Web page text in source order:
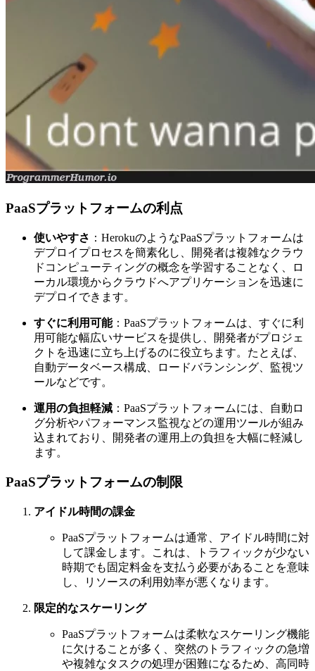
PaaSプラットフォームの利点
使いやすさ ：HerokuのようなPaaSプラットフォームは
デプロイプロセスを簡素化し、開発者は複雑なクラウ
ドコンピューティングの概念を学習することなく、ロ
ーカル環境からクラウドへアプリケーションを迅速に
デプロイできます。
すぐに利用可能：PaaSプラットフォームは、すぐに利
用可能な幅広いサービスを提供し、開発者がプロジェ
クトを迅速に立ち上げるのに役立ちます。たとえば、
自動データベース構成、ロードバランシング、監視ツ
ールなどです。
運用の負担軽減 ：PaaSプラットフォームには、自動ロ
グ分析やパフォーマンス監視などの運用ツールが組み
込まれており、開発者の運用上の負担を大幅に軽減し
ます。
PaaSプラットフォームの制限
アイドル時間の課金
PaaSプラットフォームは通常、アイドル時間に対
して課金します。これは、トラフィックが少ない
時期でも固定料金を支払う必要があることを意味
し、リソースの利用効率が悪くなります。
限定的なスケーリング
PaaSプラットフォームは柔軟なスケーリング機能
に欠けることが多く、突然のトラフィックの急増
や複雑なタスクの処理が困難になるため、高同時